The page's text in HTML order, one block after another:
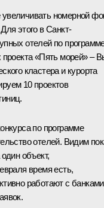
номерной
этого в Санкт-
отелей по
проекта «Пять морей» –
кластера и курорта
10 проектов
по программе
отелей. Видим
объект,
время есть,
работают с